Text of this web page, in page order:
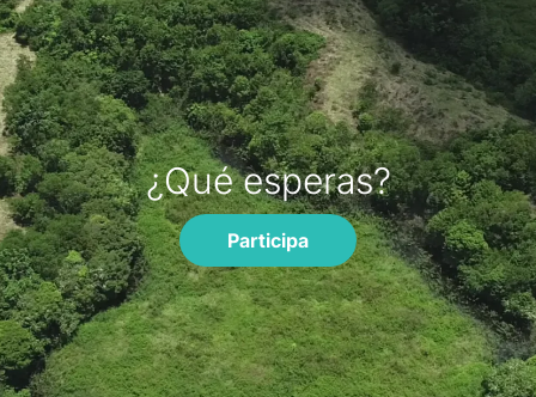
¿Qué esperas?
Participa